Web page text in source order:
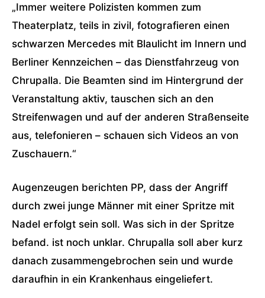
„Immer weitere Polizisten kommen zum
Theaterplatz, teils in zivil, fotografieren einen
schwarzen Mercedes mit Blaulicht im Innern und
Berliner Kennzeichen – das Dienstfahrzeug von
Chrupalla. Die Beamten sind im Hintergrund der
Veranstaltung aktiv, tauschen sich an den
Streifenwagen und auf der anderen Straßenseite
aus, telefonieren – schauen sich Videos an von
Zuschauern.“
Augenzeugen berichten PP, dass der Angriff
durch zwei junge Männer mit einer Spritze mit
Nadel erfolgt sein soll. Was sich in der Spritze
befand. ist noch unklar. Chrupalla soll aber kurz
danach zusammengebrochen sein und wurde
daraufhin in ein Krankenhaus eingeliefert.